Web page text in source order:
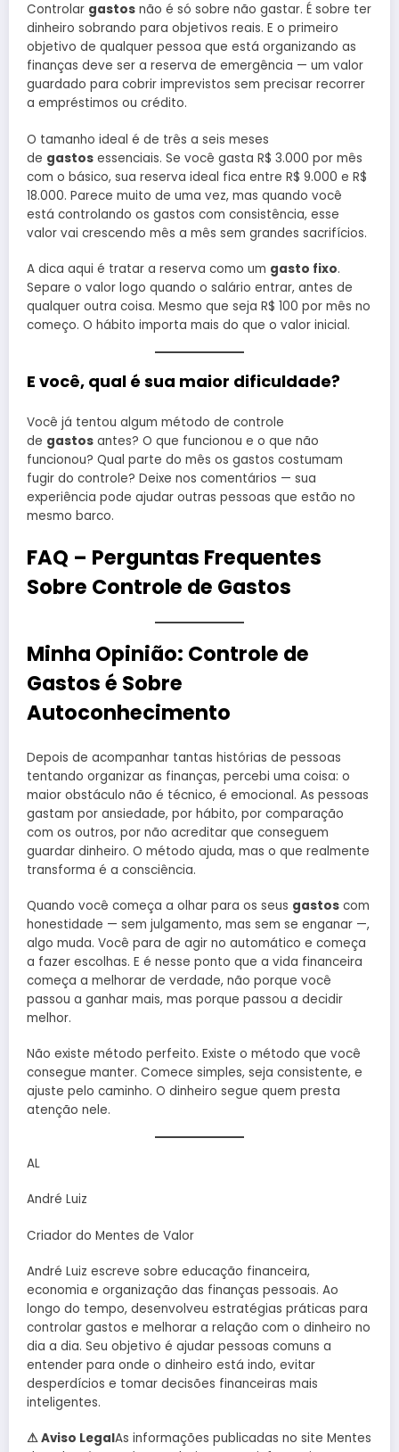
Controlar gastos não é só sobre não gastar. É sobre ter
dinheiro sobrando para objetivos reais. E o primeiro
objetivo de qualquer pessoa que está organizando as
finanças deve ser a reserva de emergência — um valor
guardado para cobrir imprevistos sem precisar recorrer
a empréstimos ou crédito.
O tamanho ideal é de três a seis meses
de gastos essenciais. Se você gasta R$ 3.000 por mês
com o básico, sua reserva ideal fica entre R$ 9.000 e R$
18.000. Parece muito de uma vez, mas quando você
está controlando os gastos com consistência, esse
valor vai crescendo mês a mês sem grandes sacrifícios.
A dica aqui é tratar a reserva como um gasto fixo.
Separe o valor logo quando o salário entrar, antes de
qualquer outra coisa. Mesmo que seja R$ 100 por mês no
começo. O hábito importa mais do que o valor inicial.
E você, qual é sua maior dificuldade?
Você já tentou algum método de controle
de gastos antes? O que funcionou e o que não
funcionou? Qual parte do mês os gastos costumam
fugir do controle? Deixe nos comentários — sua
experiência pode ajudar outras pessoas que estão no
mesmo barco.
FAQ – Perguntas Frequentes
Sobre Controle de Gastos
Minha Opinião: Controle de
Gastos é Sobre
Autoconhecimento
Depois de acompanhar tantas histórias de pessoas
tentando organizar as finanças, percebi uma coisa: o
maior obstáculo não é técnico, é emocional. As pessoas
gastam por ansiedade, por hábito, por comparação
com os outros, por não acreditar que conseguem
guardar dinheiro. O método ajuda, mas o que realmente
transforma é a consciência.
Quando você começa a olhar para os seus gastos com
honestidade — sem julgamento, mas sem se enganar —,
algo muda. Você para de agir no automático e começa
a fazer escolhas. E é nesse ponto que a vida financeira
começa a melhorar de verdade, não porque você
passou a ganhar mais, mas porque passou a decidir
melhor.
Não existe método perfeito. Existe o método que você
consegue manter. Comece simples, seja consistente, e
ajuste pelo caminho. O dinheiro segue quem presta
atenção nele.
AL
André Luiz
Criador do Mentes de Valor
André Luiz escreve sobre educação financeira,
economia e organização das finanças pessoais. Ao
longo do tempo, desenvolveu estratégias práticas para
controlar gastos e melhorar a relação com o dinheiro no
dia a dia. Seu objetivo é ajudar pessoas comuns a
entender para onde o dinheiro está indo, evitar
desperdícios e tomar decisões financeiras mais
inteligentes.
⚠ Aviso LegalAs informações publicadas no site Mentes